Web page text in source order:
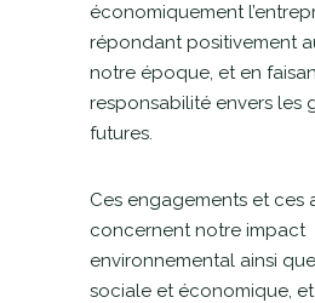
économiquement
répondant positivement
notre époque, et en
responsabilité envers les
futures.
Ces engagements et ces
concernent notre impact
environnemental ainsi
sociale et économique,